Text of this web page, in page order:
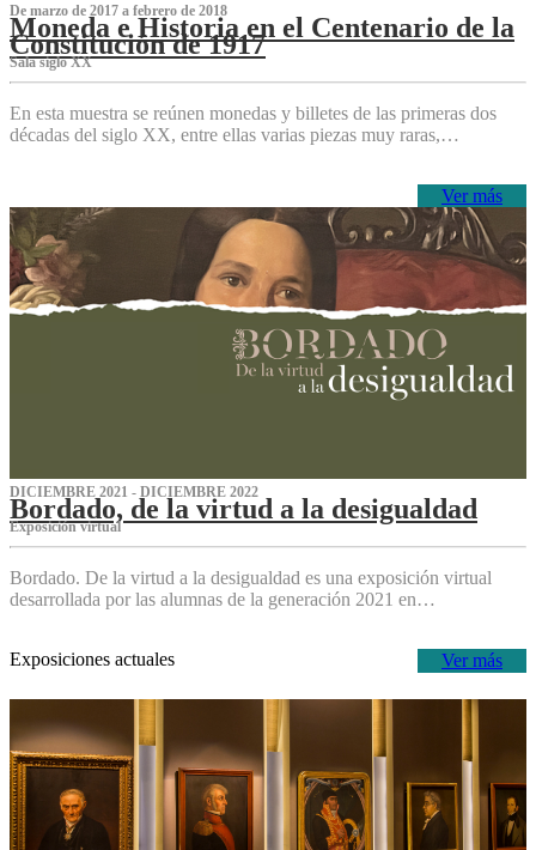
De marzo de 2017 a febrero de 2018
Moneda e Historia en el Centenario de la
Constitución de 1917
Sala siglo XX
En esta muestra se reúnen monedas y billetes de las primeras dos
décadas del siglo XX, entre ellas varias piezas muy raras,…
Ver más
DICIEMBRE 2021 - DICIEMBRE 2022
Bordado, de la virtud a la desigualdad
Exposición virtual‌
Bordado. De la virtud a la desigualdad es una exposición virtual
desarrollada por las alumnas de la generación 2021 en…
Ver más
Exposiciones actuales